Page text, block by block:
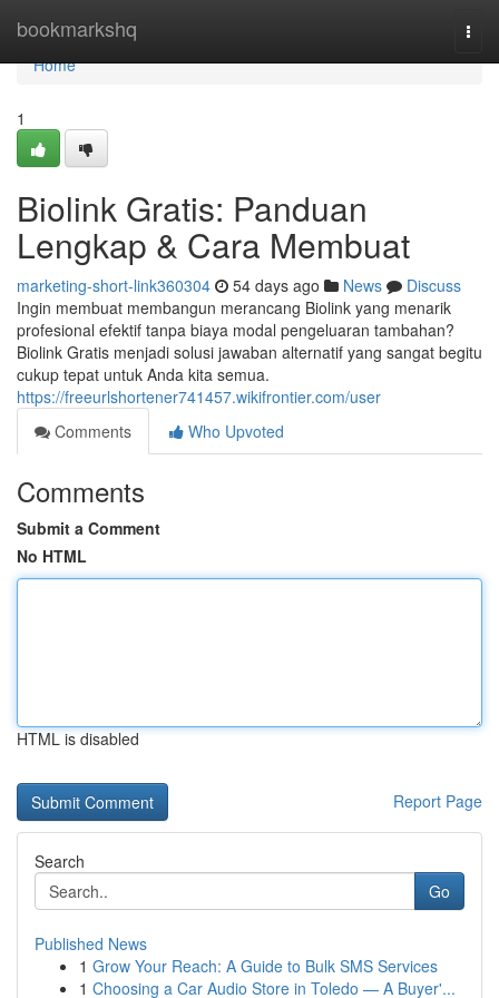
bookmarkshq
Home
Home
1
Biolink Gratis: Panduan
Lengkap & Cara Membuat
marketing-short-link360304 54 days ago News
Discuss
Ingin membuat membangun merancang Biolink yang menarik
profesional efektif tanpa biaya modal pengeluaran tambahan?
Biolink Gratis menjadi solusi jawaban alternatif yang sangat begitu
cukup tepat untuk Anda kita semua.
https://freeurlshortener741457.wikifrontier.com/user
Comments
Who Upvoted
Comments
Submit a Comment
No HTML
HTML is disabled
Report Page
Search
Go
Published News
1 Grow Your Reach: A Guide to Bulk SMS Services
1 Choosing a Car Audio Store in Toledo — A Buyer'...